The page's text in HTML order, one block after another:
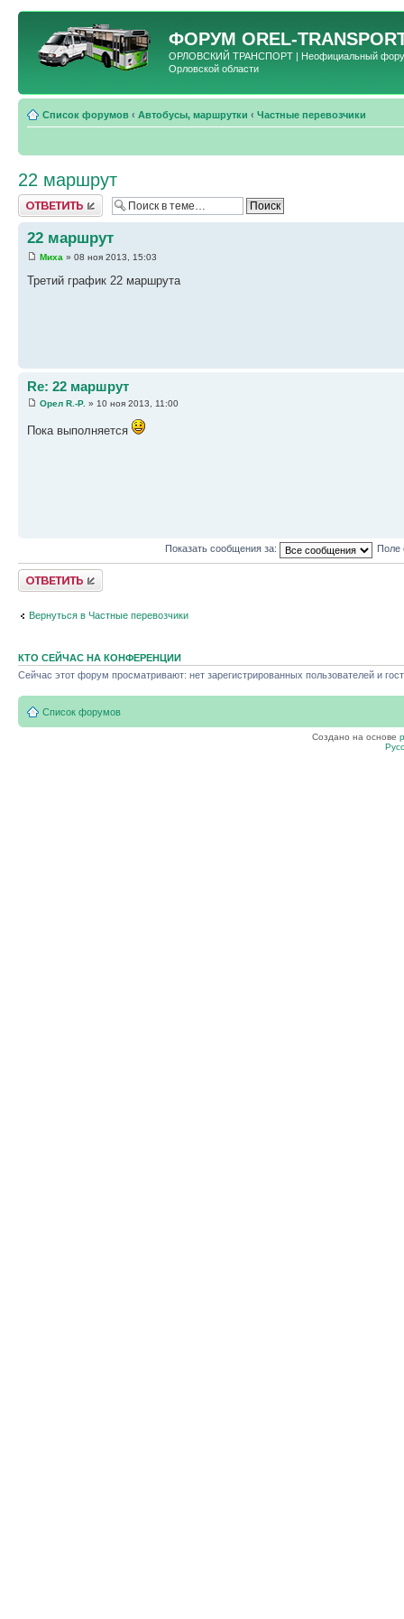
ФОРУМ OREL-
ОРЛОВСКИЙ ТРАНСПОРТ | Неофициальный форум
Орловской области
Список форумов ‹ Автобусы, маршрутки ‹ Частные перевозчики
22 маршрут
Ответить
22 маршрут
Миха » 08 ноя 2013, 15:03
Третий график 22 маршрута
Re: 22 маршрут
Орел R.-P. » 10 ноя 2013, 11:00
Пока выполняется
Показать сообщения за: Поле
Ответить
Вернуться в Частные перевозчики
КТО СЕЙЧАС НА КОНФЕРЕНЦИИ
Сейчас этот форум просматривают: нет зарегистрированных пользователей и
Список форумов
Создано на основе